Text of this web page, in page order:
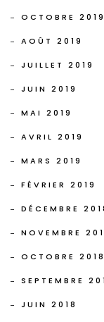
OCTOBRE 2019
AOÛT 2019
JUILLET 2019
JUIN 2019
MAI 2019
AVRIL 2019
MARS 2019
FÉVRIER 2019
DÉCEMBRE
NOVEMBRE
OCTOBRE 2018
SEPTEMBRE
JUIN 2018